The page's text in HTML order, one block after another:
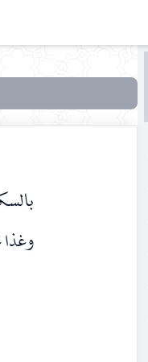
البحث
البحث
في